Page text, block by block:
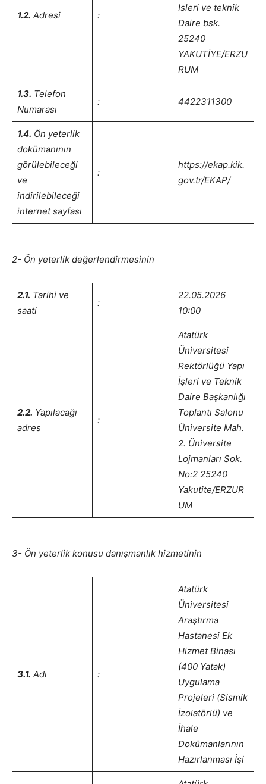
1.2. Adresi :
Isleri ve teknik
Daire bsk.
25240
YAKUTİYE/ERZU
RUM
1.3. Telefon
Numarası
: 4422311300
1.4. Ön yeterlik
dokümanının
görülebileceği
ve
indirilebileceği
internet sayfası
:
https://ekap.kik.
gov.tr/EKAP/
2- Ön yeterlik değerlendirmesinin
2.1. Tarihi ve
saati
:
22.05.2026
10:00
2.2. Yapılacağı
adres
:
Atatürk
Üniversitesi
Rektörlüğü Yapı
İşleri ve Teknik
Daire Başkanlığı
Toplantı Salonu
Üniversite Mah.
2. Üniversite
Lojmanları Sok.
No:2 25240
Yakutite/ERZUR
UM
3- Ön yeterlik konusu danışmanlık hizmetinin
3.1. Adı :
Atatürk
Üniversitesi
Araştırma
Hastanesi Ek
Hizmet Binası
(400 Yatak)
Uygulama
Projeleri (Sismik
İzolatörlü) ve
İhale
Dokümanlarının
Hazırlanması İşi